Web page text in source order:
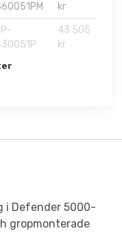
kr
43 505
kr
i Defender 5000-
gropmonterade